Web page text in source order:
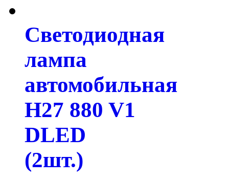
Светодиодная
лампа
автомобильная
H27 880 V1
DLED
(2шт.)